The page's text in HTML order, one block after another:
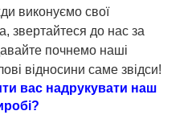
виконуємо свої
звертайтеся до нас за
почнемо наші
відносини саме звідси!
вас надрукувати наш